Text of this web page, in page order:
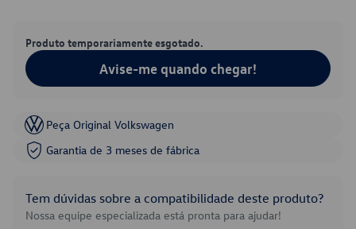
Produto temporariamente esgotado.
Avise-me quando chegar!
Peça Original Volkswagen
Garantia de 3 meses de fábrica
Tem dúvidas sobre a compatibilidade deste produto?
Nossa equipe especializada está pronta para ajudar!